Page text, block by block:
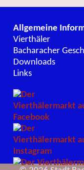
Allgemeine
Vierthäler
Bacharacher
Downloads
Links